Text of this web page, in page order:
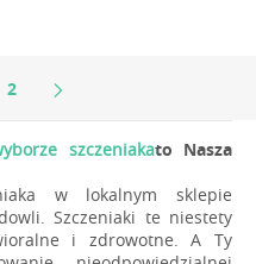
2
szczeniakato Nasza
w lokalnym sklepie
Szczeniaki te niestety
i zdrowotne. A Ty